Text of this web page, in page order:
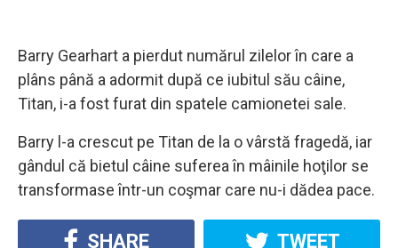
Barry Gearhart a pierdut numărul zilelor în care a
plâns până a adormit după ce iubitul său câine,
Titan, i-a fost furat din spatele camionetei sale.
Barry l-a crescut pe Titan de la o vârstă fragedă, iar
gândul că bietul câine suferea în mâinile hoţilor se
transformase într-un coşmar care nu-i dădea pace.
SHARE TWEET